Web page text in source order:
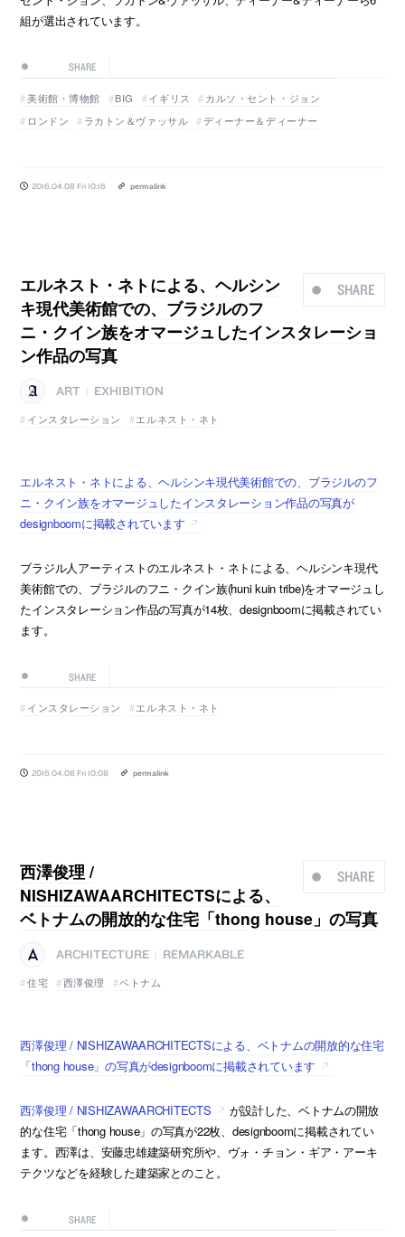
組が選出されています。
SHARE
美術館・博物館 BIG イギリス
カルソ・セント・ジョン
ロンドン
ラカトン＆ヴァッサル ディーナー＆ディーナー
2016.04.08 Fri 10:16 permalink
SHARE
エルネスト・ネトによる、ヘルシン
キ現代美術館での、ブラジルのフ
ニ・クイン族をオマージュしたインスタレーショ
ン作品の写真
ART
EXHIBITION
インスタレーション
エルネスト・ネト
エルネスト・ネトによる、ヘルシンキ現代美術館での、ブラジルのフ
ニ・クイン族をオマージュしたインスタレーション作品の写真が
designboomに掲載されています
ブラジル人アーティストのエルネスト・ネトによる、ヘルシンキ現代
美術館での、ブラジルのフニ・クイン族(huni kuin tribe)をオマージュし
たインスタレーション作品の写真が14枚、designboomに掲載されてい
ます。
SHARE
インスタレーション エルネスト・ネト
2016.04.08 Fri 10:08 permalink
SHARE
西澤俊理 /
NISHIZAWAARCHITECTSによる、
ベトナムの開放的な住宅「thong house」の写真
ARCHITECTURE
REMARKABLE
住宅
西澤俊理 ベトナム
西澤俊理 / NISHIZAWAARCHITECTSによる、ベトナムの開放的な住宅
「thong house」の写真がdesignboomに掲載されています
西澤俊理 / NISHIZAWAARCHITECTS
が設計した、ベトナムの開放
的な住宅「thong house」の写真が22枚、designboomに掲載されてい
ます。西澤は、安藤忠雄建築研究所や、ヴォ・チョン・ギア・アーキ
テクツなどを経験した建築家とのこと。
SHARE